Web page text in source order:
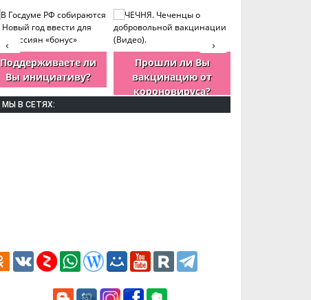
Поддерживаете ли
Вы инициативу?
Прошли ли Вы
вакцинацию от
короновируса?
›
‹
МЫ В СЕТЯХ: